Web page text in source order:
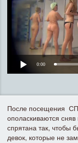
0:00
После посещения
ополаскиваются
спрятана так, чтобы
девок, которые не